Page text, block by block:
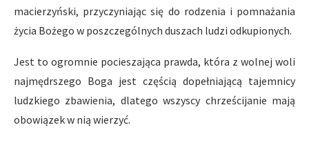
macierzyński, przyczyniając się do rodzenia i pomnażania
życia Bożego w poszczególnych duszach ludzi odkupionych.
Jest to ogromnie pocieszająca prawda, która z wolnej woli
najmędrszego Boga jest częścią dopełniającą tajemnicy
ludzkiego zbawienia, dlatego wszyscy chrześcijanie mają
obowiązek w nią wierzyć.